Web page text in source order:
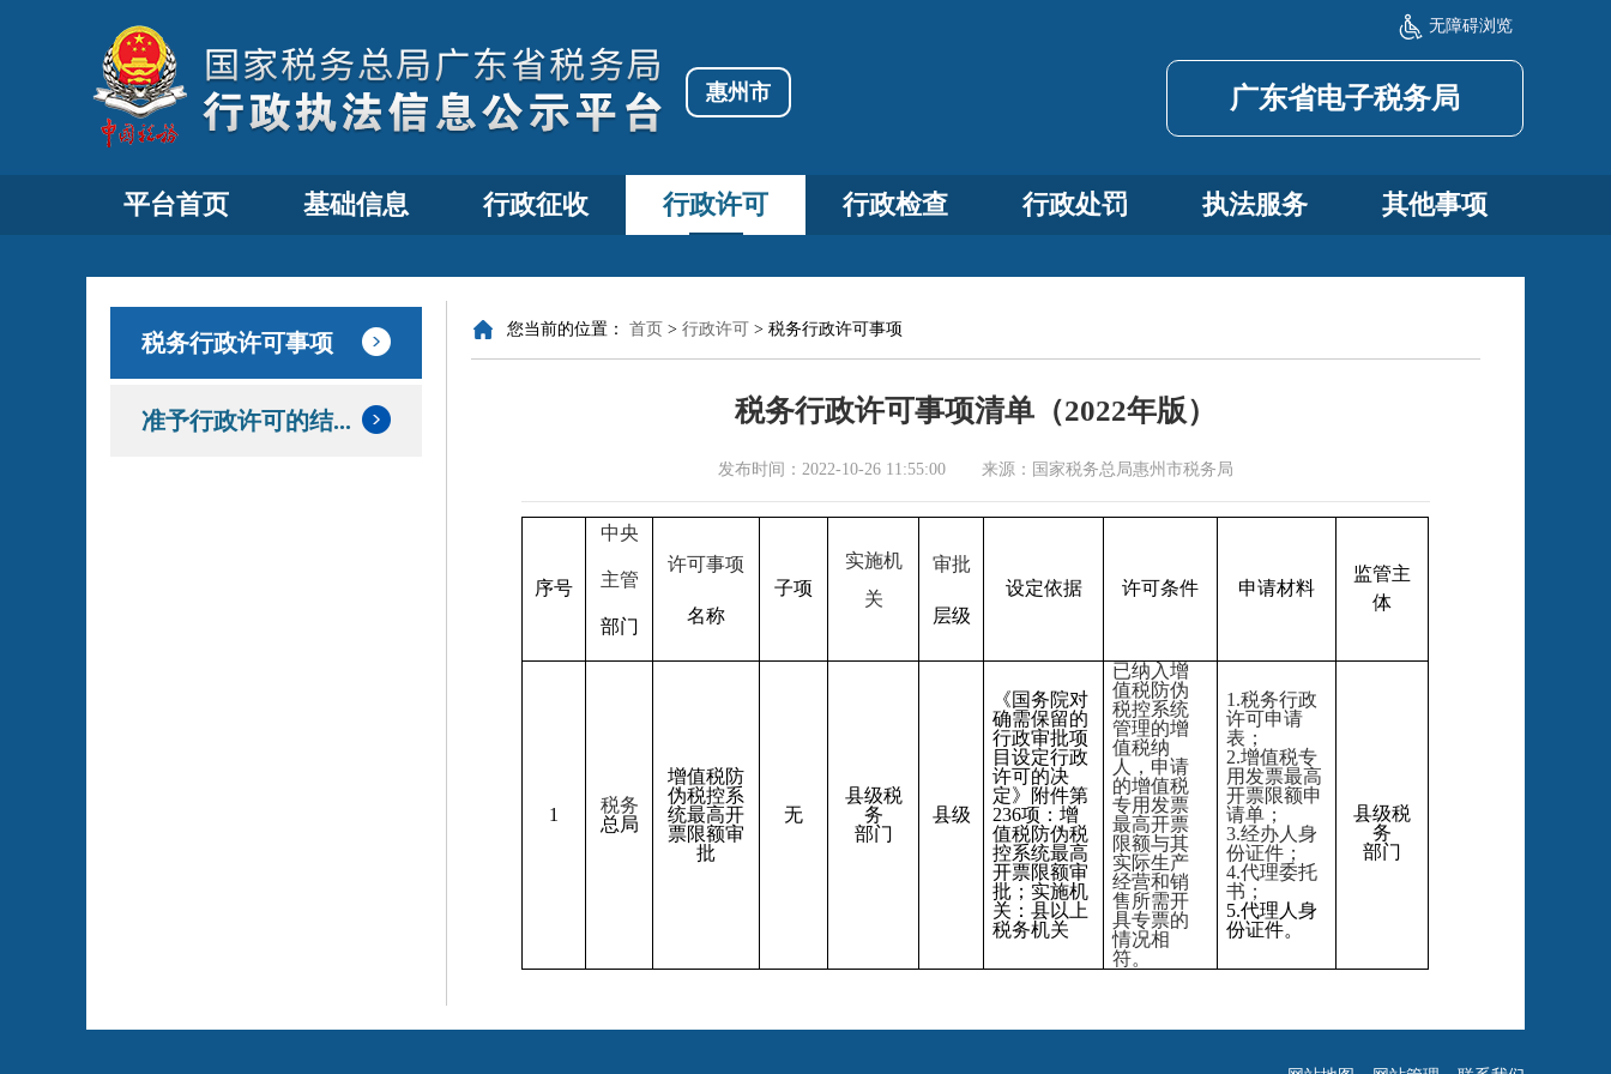
惠州市 广东省电子税务局
无障碍浏览
平台首页 基础信息 行政征收 行政许可 行政检查 行政处罚 执法服务 其他事项
税务行政许可事项
准予行政许可的结...
您当前的位置： 首页 > 行政许可 > 税务行政许可事项
税务行政许可事项清单（2022年版）
发布时间： 2022-10-26 11:55:00 来源： 国家税务总局惠州市税务局
序号
中央
主管
部门
许可事项
名称
子项
实施机
关
审批
层级
设定依据 许可条件 申请材料
监管主
体
1
税务
总局
增值税防
伪税控系
统最高开
票限额审
批
无
县级税
务
部门
县级
《国务院对
确需保留的
行政审批项
目设定行政
许可的决
定》附件第
236项：增
值税防伪税
控系统最高
开票限额审
批；实施机
关：县以上
税务机关
已纳入增
值税防伪
税控系统
管理的增
值税纳
人，申请
的增值税
专用发票
最高开票
限额与其
实际生产
经营和销
售 所需开
具专票的
情况相
符。
1.税务行政
许可申请
表；
2.增值税专
用发票最高
开票限额申
请单；
3.经办人身
份证件；
4.代理委托
书；
5.代理人身
份证件。
县级税
务
部门